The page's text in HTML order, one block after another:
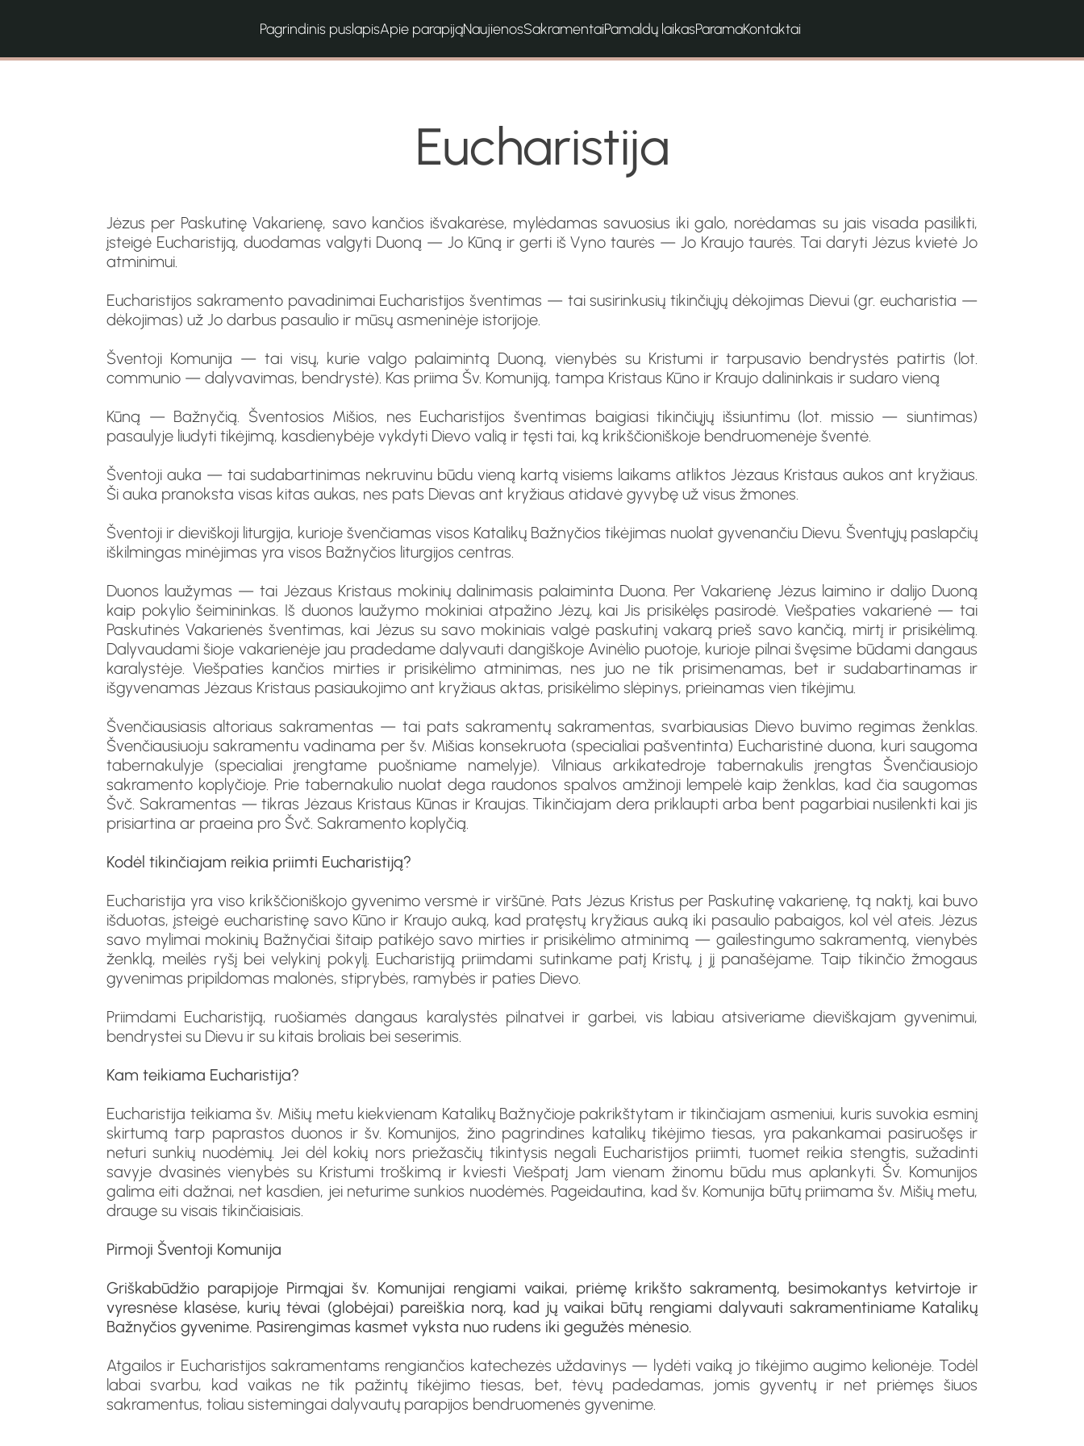
Pagrindinis puslapisApie parapijąNaujienosSakramentaiPamaldų laikasParamaKontaktai
Eucharistija
Jėzus per Paskutinę Vakarienę, savo kančios išvakarėse, mylėdamas savuosius iki galo, norėdamas su jais visada pasilikti,
įsteigė Eucharistiją, duodamas valgyti Duoną — Jo Kūną ir gerti iš Vyno taurės — Jo Kraujo taurės. Tai daryti Jėzus kvietė Jo
atminimui.
Eucharistijos sakramento pavadinimai Eucharistijos šventimas — tai susirinkusių tikinčiųjų dėkojimas Dievui (gr. eucharistia —
dėkojimas) už Jo darbus pasaulio ir mūsų asmeninėje istorijoje.
Šventoji Komunija — tai visų, kurie valgo palaimintą Duoną, vienybės su Kristumi ir tarpusavio bendrystės patirtis (lot.
communio — dalyvavimas, bendrystė). Kas priima Šv. Komuniją, tampa Kristaus Kūno ir Kraujo dalininkais ir sudaro vieną
Kūną — Bažnyčią. Šventosios Mišios, nes Eucharistijos šventimas baigiasi tikinčiųjų išsiuntimu (lot. missio — siuntimas)
pasaulyje liudyti tikėjimą, kasdienybėje vykdyti Dievo valią ir tęsti tai, ką krikščioniškoje bendruomenėje šventė.
Šventoji auka — tai sudabartinimas nekruvinu būdu vieną kartą visiems laikams atliktos Jėzaus Kristaus aukos ant kryžiaus.
Ši auka pranoksta visas kitas aukas, nes pats Dievas ant kryžiaus atidavė gyvybę už visus žmones.
Šventoji ir dieviškoji liturgija, kurioje švenčiamas visos Katalikų Bažnyčios tikėjimas nuolat gyvenančiu Dievu. Šventųjų paslapčių
iškilmingas minėjimas yra visos Bažnyčios liturgijos centras.
Duonos laužymas — tai Jėzaus Kristaus mokinių dalinimasis palaiminta Duona. Per Vakarienę Jėzus laimino ir dalijo Duoną
kaip pokylio šeimininkas. Iš duonos laužymo mokiniai atpažino Jėzų, kai Jis prisikėlęs pasirodė. Viešpaties vakarienė — tai
Paskutinės Vakarienės šventimas, kai Jėzus su savo mokiniais valgė paskutinį vakarą prieš savo kančią, mirtį ir prisikėlimą.
Dalyvaudami šioje vakarienėje jau pradedame dalyvauti dangiškoje Avinėlio puotoje, kurioje pilnai švęsime būdami dangaus
karalystėje. Viešpaties kančios mirties ir prisikėlimo atminimas, nes juo ne tik prisimenamas, bet ir sudabartinamas ir
išgyvenamas Jėzaus Kristaus pasiaukojimo ant kryžiaus aktas, prisikėlimo slėpinys, prieinamas vien tikėjimu.
Švenčiausiasis altoriaus sakramentas — tai pats sakramentų sakramentas, svarbiausias Dievo buvimo regimas ženklas.
Švenčiausiuoju sakramentu vadinama per šv. Mišias konsekruota (specialiai pašventinta) Eucharistinė duona, kuri saugoma
tabernakulyje (specialiai įrengtame puošniame namelyje). Vilniaus arkikatedroje tabernakulis įrengtas Švenčiausiojo
sakramento koplyčioje. Prie tabernakulio nuolat dega raudonos spalvos amžinoji lempelė kaip ženklas, kad čia saugomas
Švč. Sakramentas — tikras Jėzaus Kristaus Kūnas ir Kraujas. Tikinčiajam dera priklaupti arba bent pagarbiai nusilenkti kai jis
prisiartina ar praeina pro Švč. Sakramento koplyčią.
Kodėl tikinčiajam reikia priimti Eucharistiją?
Eucharistija yra viso krikščioniškojo gyvenimo versmė ir viršūnė. Pats Jėzus Kristus per Paskutinę vakarienę, tą naktį, kai buvo
išduotas, įsteigė eucharistinę savo Kūno ir Kraujo auką, kad pratęstų kryžiaus auką iki pasaulio pabaigos, kol vėl ateis. Jėzus
savo mylimai mokinių Bažnyčiai šitaip patikėjo savo mirties ir prisikėlimo atminimą — gailestingumo sakramentą, vienybės
ženklą, meilės ryšį bei velykinį pokylį. Eucharistiją priimdami sutinkame patį Kristų, į jį panašėjame. Taip tikinčio žmogaus
gyvenimas pripildomas malonės, stiprybės, ramybės ir paties Dievo.
Priimdami Eucharistiją, ruošiamės dangaus karalystės pilnatvei ir garbei, vis labiau atsiveriame dieviškajam gyvenimui,
bendrystei su Dievu ir su kitais broliais bei seserimis.
Kam teikiama Eucharistija?
Eucharistija teikiama šv. Mišių metu kiekvienam Katalikų Bažnyčioje pakrikštytam ir tikinčiajam asmeniui, kuris suvokia esminį
skirtumą tarp paprastos duonos ir šv. Komunijos, žino pagrindines katalikų tikėjimo tiesas, yra pakankamai pasiruošęs ir
neturi sunkių nuodėmių. Jei dėl kokių nors priežasčių tikintysis negali Eucharistijos priimti, tuomet reikia stengtis, sužadinti
savyje dvasinės vienybės su Kristumi troškimą ir kviesti Viešpatį Jam vienam žinomu būdu mus aplankyti. Šv. Komunijos
galima eiti dažnai, net kasdien, jei neturime sunkios nuodėmės. Pageidautina, kad šv. Komunija būtų priimama šv. Mišių metu,
drauge su visais tikinčiaisiais.
Pirmoji Šventoji Komunija
Griškabūdžio parapijoje Pirmąjai šv. Komunijai rengiami vaikai, priėmę krikšto sakramentą, besimokantys ketvirtoje ir
vyresnėse klasėse, kurių tėvai (globėjai) pareiškia norą, kad jų vaikai būtų rengiami dalyvauti sakramentiniame Katalikų
Bažnyčios gyvenime. Pasirengimas kasmet vyksta nuo rudens iki gegužės mėnesio.
Atgailos ir Eucharistijos sakramentams rengiančios katechezės uždavinys — lydėti vaiką jo tikėjimo augimo kelionėje. Todėl
labai svarbu, kad vaikas ne tik pažintų tikėjimo tiesas, bet, tėvų padedamas, jomis gyventų ir net priėmęs šiuos
sakramentus, toliau sistemingai dalyvautų parapijos bendruomenės gyvenime.